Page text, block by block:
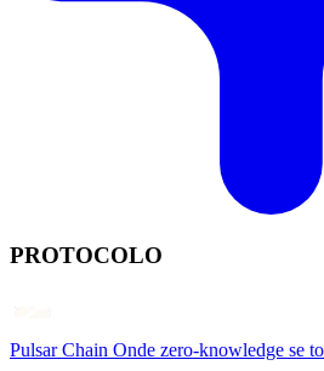
PROTOCOLO
Pulsar Chain Onde zero-knowledge se